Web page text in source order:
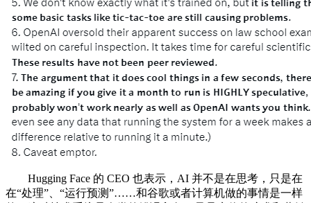
Hugging Face 的 CEO 也表示，AI 并不是在思考，只是在
在“处理”、“运行预测”……和谷歌或者计算机做的事情是一样